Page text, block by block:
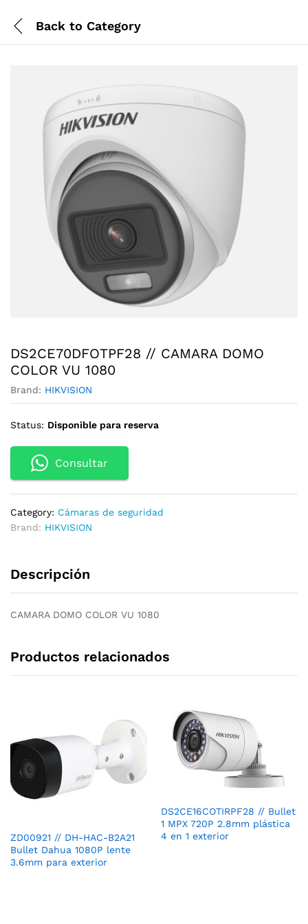
Back to Category
DS2CE70DFOTPF28 // CAMARA DOMO
COLOR VU 1080
Brand: HIKVISION
Status: Disponible para reserva
Consultar
Category: Cámaras de seguridad
Brand: HIKVISION
Descripción
CAMARA DOMO COLOR VU 1080
Productos relacionados
ZD00921 // DH-HAC-B2A21
Bullet Dahua 1080P lente
3.6mm para exterior
DS2CE16COTIRPF28 // Bullet
1 MPX 720P 2.8mm plástica
4 en 1 exterior